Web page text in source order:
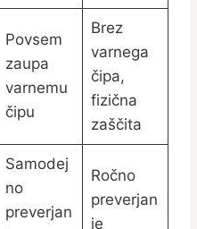
Povsem
zaupa
varnemu
čipu
Brez
varnega
čipa,
fizična
zaščita
Samodej
no
preverjan
Ročno
preverjan
je